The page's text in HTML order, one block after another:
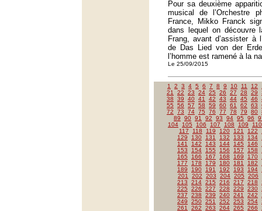
Pour sa deuxième
musical de l’Orchestre
France, Mikko Franck
dans lequel on découvre
Frang, avant d’assister à
de Das Lied von der
l’homme est ramené à la
Le 25/09/2015
1 2 3 4 5 6 7 8 9 10 11 12
21
22 23 24 25 26 27 28 29
38
39 40 41 42 43 44 45 46
55
56 57 58 59 60 61 62 63
72
73 74 75 76 77 78 79 80
89
90 91 92 93 94 95 96
104
105 106 107 108 109
110
117
118 119 120 121 122
129
130 131 132 133 134
141
142 143 144 145 146
153
154 155 156 157 158
165
166 167 168 169 170
177
178 179 180 181 182
189
190 191 192 193 194
201
202 203 204 205
206
213
214 215 216 217 218
225
226 227 228 229 230
237
238 239 240 241 242
249
250 251 252 253 254
261
262 263 264 265 266